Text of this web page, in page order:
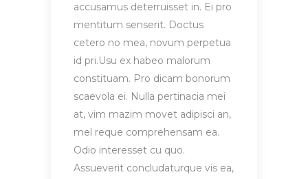
accusamus deterruisset in. Ei pro
mentitum senserit. Doctus
cetero no mea, novum perpetua
id pri.Usu ex habeo malorum
constituam. Pro dicam bonorum
scaevola ei. Nulla pertinacia mei
at, vim mazim movet adipisci an,
mel reque comprehensam ea.
Odio interesset cu quo.
Assueverit concludaturque vis ea,